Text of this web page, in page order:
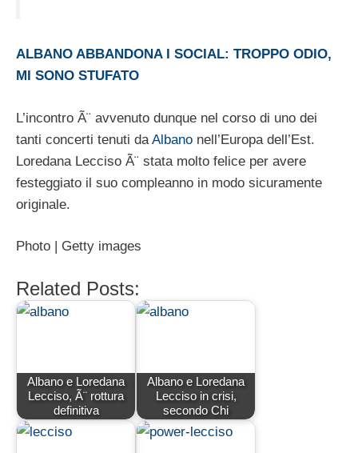
ALBANO ABBANDONA I SOCIAL: TROPPO ODIO,
MI SONO STUFATO
L’incontro Ã¨ avvenuto dunque nel corso di uno dei
tanti concerti tenuti da Albano nell’Europa dell’Est.
Loredana Lecciso Ã¨ stata molto felice per avere
festeggiato il suo compleanno in modo sicuramente
originale.
Photo | Getty images
Related Posts:
Albano e Loredana
Lecciso, Ã¨ rottura
definitiva
Albano e Loredana
Lecciso in crisi,
secondo Chi